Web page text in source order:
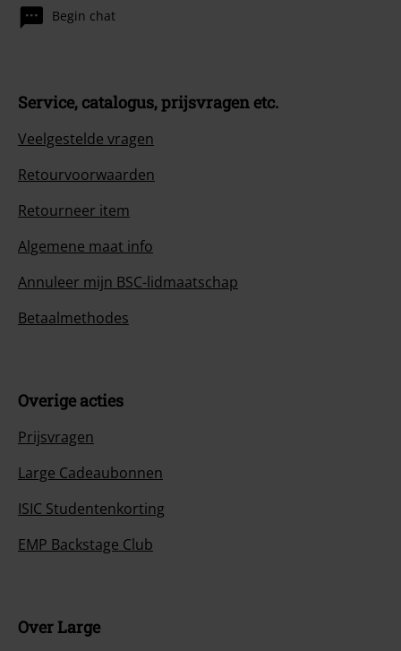
Begin chat
Service, catalogus, prijsvragen etc.
Veelgestelde vragen
Retourvoorwaarden
Retourneer item
Algemene maat info
Annuleer mijn BSC-lidmaatschap
Betaalmethodes
Overige acties
Prijsvragen
Large Cadeaubonnen
ISIC Studentenkorting
EMP Backstage Club
Over Large